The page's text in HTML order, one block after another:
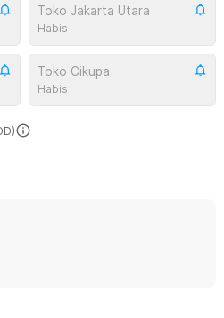
Toko Jakarta Utara
Habis
Toko Cikupa
Habis